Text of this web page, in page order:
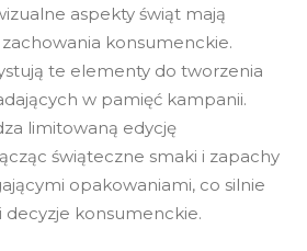
aspekty świąt mają
konsumenckie.
te elementy do tworzenia
w pamięć kampanii.
limitowaną edycję
świąteczne smaki i zapachy
opakowaniami, co silnie
decyzje konsumenckie.